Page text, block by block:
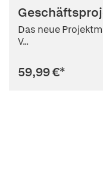
Das neue
V...
59,99 €*